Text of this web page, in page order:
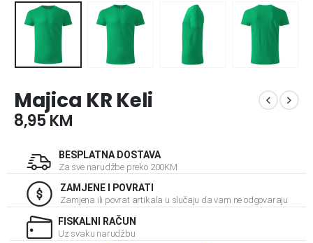
Majica KR Keli
8,95KM
BESPLATNA DOSTAVA
Za sve narudžbe preko 200KM
ZAMJENE I POVRATI
Zamjena ili povrat artikala u slučaju da vam ne odgovaraju
FISKALNI RAČUN
Uz svaku narudžbu